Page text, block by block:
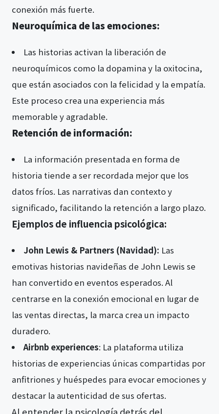
conexión más fuerte.
Neuroquímica de las emociones:
Las historias activan la liberación de
neuroquímicos como la dopamina y la oxitocina,
que están asociados con la felicidad y la empatía.
Este proceso crea una experiencia más
memorable y agradable.
Retención de información:
La información presentada en forma de
historia tiende a ser recordada mejor que los
datos fríos. Las narrativas dan contexto y
significado, facilitando la retención a largo plazo.
Ejemplos de influencia psicológica:
John Lewis & Partners (Navidad): Las
emotivas historias navideñas de John Lewis se
han convertido en eventos esperados. Al
centrarse en la conexión emocional en lugar de
las ventas directas, la marca crea un impacto
duradero.
Airbnb experiences: La plataforma utiliza
historias de experiencias únicas compartidas por
anfitriones y huéspedes para evocar emociones y
destacar la autenticidad de sus ofertas.